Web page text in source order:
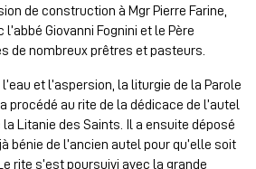
de construction à Mgr Pierre Farine,
Giovanni Fognini et le Père
de nombreux prêtres et pasteurs.
et l’aspersion, la liturgie de la Parole
procédé au rite de la dédicace de l’autel
Litanie des Saints. Il a ensuite déposé
bénie de l’ancien autel pour qu’elle soit
rite s’est poursuivi avec la grande